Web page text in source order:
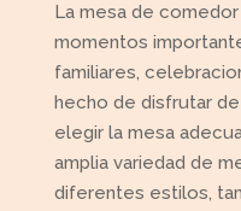
La mesa de
momentos
familiares,
hecho de disfrutar
elegir la mesa
amplia variedad de
diferentes estilos,